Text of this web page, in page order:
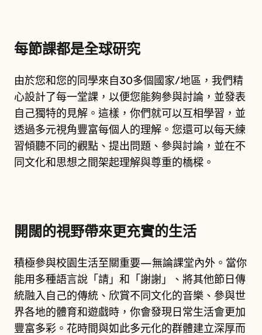
每節課都是全球研究
由於您和您的同學來自30多個國家/地區，我們精
心設計了每一堂課，以便您能夠參與討論，並發表
自己獨特的見解。這樣，你們就可以互相學習，並
透過多元視角豐富每個人的理解。您還可以每天練
習傾聽不同的觀點、提出問題、參與討論，並在不
同文化和思想之間架起理解與尊重的橋樑。
開闊的視野帶來更充實的生活
積極參與校園生活至關重要—無論課堂內外。當你
能用多種語言說「請」和「謝謝」、將其他節日傳
統融入自己的傳統、欣賞不同文化的音樂、參與世
界各地的體育和遊戲時，你會發現日常生活會更加
豐富多彩。花時間與如此多元化的群體建立深厚而